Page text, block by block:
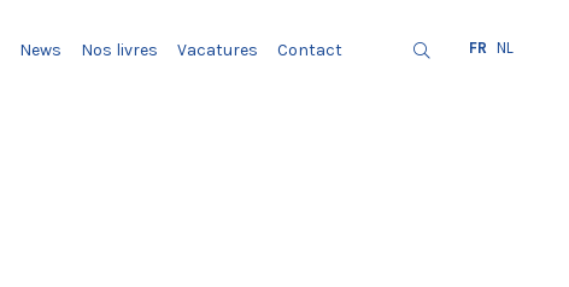
News Nos livres Vacatures Contact FR NL